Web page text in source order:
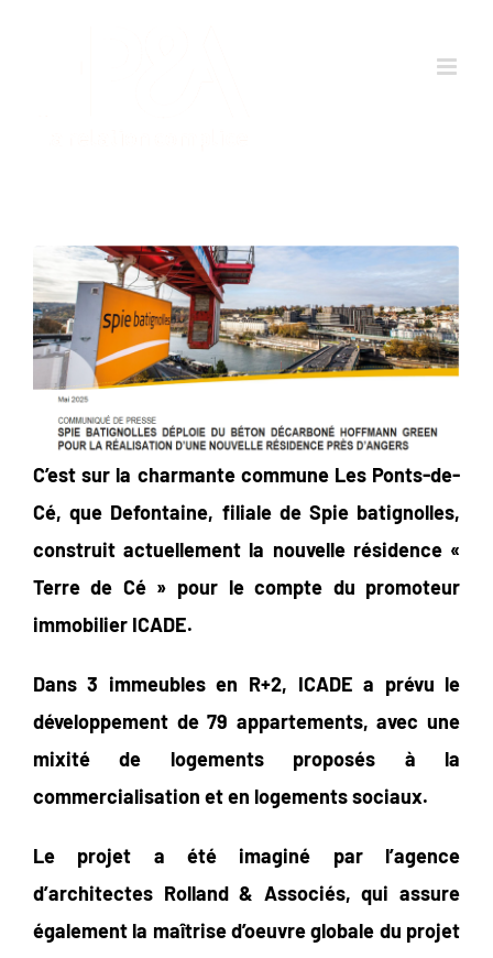
C’est sur la charmante commune Les Ponts-de-
Cé, que Defontaine, filiale de Spie batignolles,
construit actuellement la nouvelle résidence «
Terre de Cé » pour le compte du promoteur
immobilier ICADE.
Dans 3 immeubles en R+2, ICADE a prévu le
développement de 79 appartements, avec une
mixité de logements proposés à la
commercialisation et en logements sociaux.
Le projet a été imaginé par l’agence
d’architectes Rolland & Associés, qui assure
également la maîtrise d’oeuvre globale du projet